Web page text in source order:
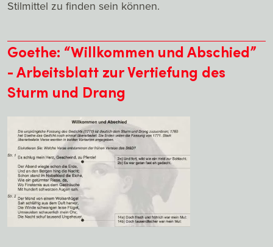
Stilmittel zu finden sein können.
Goethe: “Willkommen und Abschied”
- Arbeitsblatt zur Vertiefung des
Sturm und Drang